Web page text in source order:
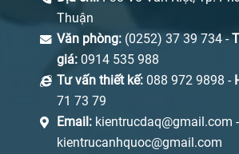
Thuận
Văn phòng: (0252) 37 39 734 -
giá: 0914 535 988
Tư vấn thiết kế: 088 972 9898 -
71 73 79
Email: kientrucdaq@gmail.com -
kientrucanhquoc@gmail.com